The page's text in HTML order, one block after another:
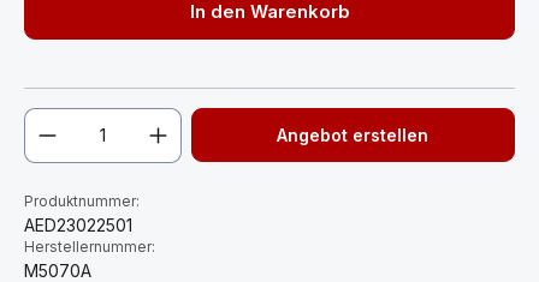
In den Warenkorb
Angebot erstellen
Produktnummer:
AED23022501
Herstellernummer:
M5070A